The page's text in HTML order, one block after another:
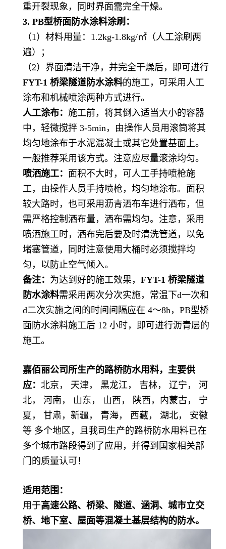
重开裂现象，同时界面需完全干燥。
3. PB型桥面防水涂料涂刷：
（1）材料用量：1.2kg-1.8kg/㎡（人工涂刷两
遍）；
（2）界面清洁干净，并完全干燥后，即可进行
FYT-1 桥梁隧道防水涂料的施工，可采用人工
涂布和机械喷涂两种方式进行。
人工涂布： 施工前，将其倒入适当大小的容器
中，轻微搅拌 3-5min，由操作人员用滚筒将其
均匀地涂布于水泥混凝土或其它处置基面上。
一般推荐采用该方式。注意应尽量滚涂均匀。
喷洒施工： 面积不大时，可人工手持喷枪施
工，由操作人员手持喷枪，均匀地涂布。面积
较大路时，也可采用沥青洒布车进行洒布，但
需严格控制洒布量，洒布需均匀。注意，采用
喷洒施工时，洒布完后要及时清洗管道，以免
堵塞管道，同时注意使用大桶时必须搅拌均
匀，以防止空气倾入。
备注： 为达到好的施工效果， FYT-1 桥梁隧道
防水涂料需采用两次分次实施，常温下d一次和
d二次实施之间的时间间隔应在 4～8h，PB型桥
面防水涂料施工后 12 小时，即可进行沥青层的
施工。
嘉佰丽公司所生产的路桥防水用料，主要供
应： 北京，
天津， 黑龙江， 吉林， 辽宁， 河
北， 河南， 山东， 山西， 陕西，内蒙古， 宁
夏， 甘肃，新疆， 青海， 西藏， 湖北， 安徽
等 多个地区，且我司生产的路桥防水用料已在
多个城市路段得到了应用，并得到国家相关部
门的质量认可！
适用范围：
用于高速公路、桥梁、隧道、涵洞、城市立交
桥、地下室、屋面等混凝土基层结构的防水。